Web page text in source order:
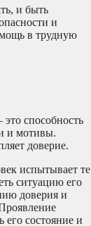
и быть
и
в трудную
способность
и мотивы.
доверие.
испытывает те
ситуацию его
доверия и
состояние и